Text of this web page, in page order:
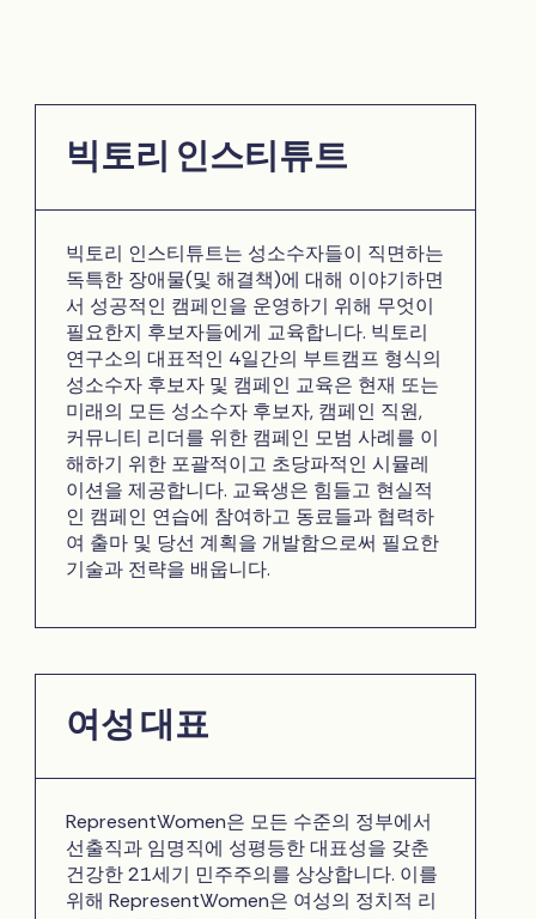
빅토리 인스티튜트
빅토리 인스티튜트는 성소수자들이 직면하는
독특한 장애물(및 해결책)에 대해 이야기하면
서 성공적인 캠페인을 운영하기 위해 무엇이
필요한지 후보자들에게 교육합니다. 빅토리
연구소의 대표적인 4일간의 부트캠프 형식의
성소수자 후보자 및 캠페인 교육은 현재 또는
미래의 모든 성소수자 후보자, 캠페인 직원,
커뮤니티 리더를 위한 캠페인 모범 사례를 이
해하기 위한 포괄적이고 초당파적인 시뮬레
이션을 제공합니다. 교육생은 힘들고 현실적
인 캠페인 연습에 참여하고 동료들과 협력하
여 출마 및 당선 계획을 개발함으로써 필요한
기술과 전략을 배웁니다.
여성 대표
RepresentWomen은 모든 수준의 정부에서
선출직과 임명직에 성평등한 대표성을 갖춘
건강한 21세기 민주주의를 상상합니다. 이를
위해 RepresentWomen은 여성의 정치적 리